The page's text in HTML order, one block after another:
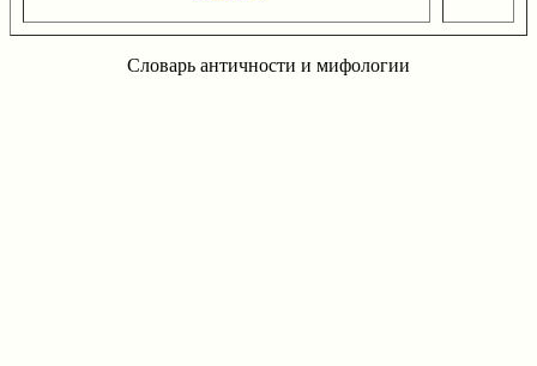
Словарь античности и мифологии